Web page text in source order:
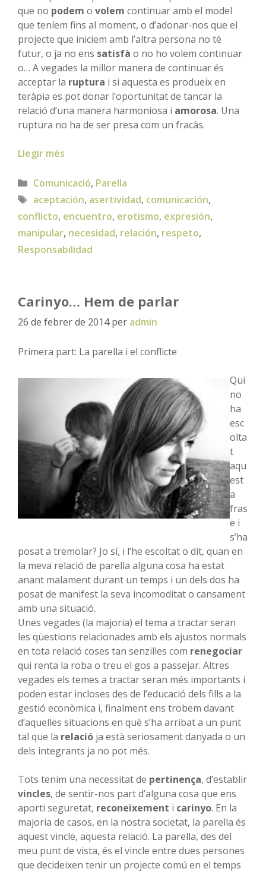
que no podem o volem continuar amb el model
que teníem fins al moment, o d’adonar-nos que el
projecte que iniciem amb l’altra persona no té
futur, o ja no ens satisfà o no ho volem continuar
o… A vegades la millor manera de continuar és
acceptar la ruptura i si aquesta es produeix en
teràpia es pot donar l’oportunitat de tancar la
relació d’una manera harmoniosa i amorosa. Una
ruptura no ha de ser presa com un fracàs.
Llegir més
Categories
Comunicació, Parella
Etiquetes
aceptación, asertividad, comunicación,
conflicto, encuentro, erotismo, expresión,
manipular, necesidad, relación, respeto,
Responsabilidad
Carinyo… Hem de parlar
26 de febrer de 2014 per admin
Primera part: La parella i el conflicte
Qui
no
ha
esc
olta
t
aqu
est
a
fras
e i
s’ha
posat a tremolar? Jo sí, i l’he escoltat o dit, quan en
la meva relació de parella alguna cosa ha estat
anant malament durant un temps i un dels dos ha
posat de manifest la seva incomoditat o cansament
amb una situació.
Unes vegades (la majoria) el tema a tractar seran
les qüestions relacionades amb els ajustos normals
en tota relació coses tan senzilles com renegociar
qui renta la roba o treu el gos a passejar. Altres
vegades els temes a tractar seran més importants i
poden estar incloses des de l’educació dels fills a la
gestió econòmica i, finalment ens trobem davant
d’aquelles situacions en què s’ha arribat a un punt
tal que la relació ja està seriosament danyada o un
dels integrants ja no pot més.
Tots tenim una necessitat de pertinença, d’establir
vincles, de sentir-nos part d’alguna cosa que ens
aporti seguretat, reconeixement i carinyo. En la
majoria de casos, en la nostra societat, la parella és
aquest vincle, aquesta relació. La parella, des del
meu punt de vista, és el vincle entre dues persones
que decideixen tenir un projecte comú en el temps